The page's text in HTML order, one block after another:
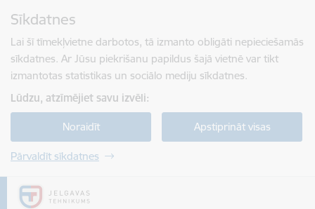
Sīkdatnes
Lai šī tīmekļvietne darbotos, tā izmanto obligāti nepieciešamās
sīkdatnes. Ar Jūsu piekrišanu papildus šajā vietnē var tikt
izmantotas statistikas un sociālo mediju sīkdatnes.
Lūdzu, atzīmējiet savu izvēli:
Noraidīt Apstiprināt visas
Pārvaldīt sīkdatnes